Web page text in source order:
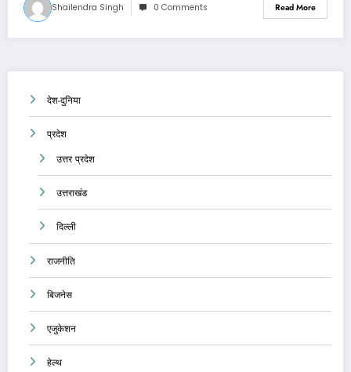
Shailendra Singh 0 Comments Read More
देश-दुनिया
प्रदेश
उत्तर प्रदेश
उत्तराखंड
दिल्ली
राजनीति
बिजनेस
एजुकेशन
हेल्थ